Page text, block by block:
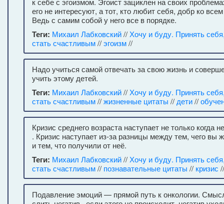
его не интересуют, а тот, кто любит себя, добр ко
Ведь с самим собой у него все в порядке.
Теги: Михаил Лабковский// Хочу и буду. Принять
стать счастливым//эгоизм//
Надо учиться самой отвечать за свою жизнь и
учить этому детей.
Теги: Михаил Лабковский// Хочу и буду. Принять
стать счастливым//жизненные цитаты // дети//
Кризис среднего возраста наступает не только когда
. Кризис наступает из-за разницы между тем, чего вы
и тем, что получили от неё.
Теги: Михаил Лабковский// Хочу и буду. Принять
стать счастливым// познавательные цитаты // кризис //
Подавление эмоций — прямой путь к онкологии.